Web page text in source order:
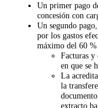
Un primer pago
concesión con
Un segundo
por los gastos
máximo del 60 %
Facturas
en que se
La
la
extracto